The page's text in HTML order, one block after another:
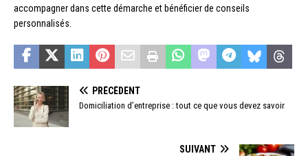
accompagner dans cette démarche et bénéficier de conseils
personnalisés.
PRÉCÉDENT
Domiciliation d’entreprise : tout ce que vous devez savoir
SUIVANT